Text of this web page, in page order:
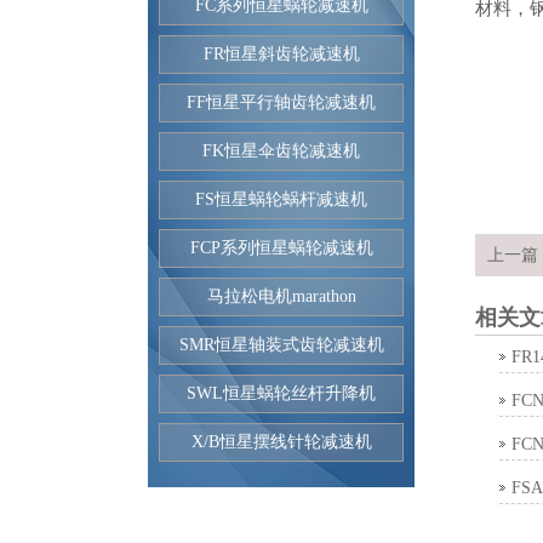
FC系列恒星蜗轮减速机
FR恒星斜齿轮减速机
FF恒星平行轴齿轮减速机
FK恒星伞齿轮减速机
FS恒星蜗轮蜗杆减速机
FCP系列恒星蜗轮减速机
马拉松电机marathon
SMR恒星轴装式齿轮减速机
SWL恒星蜗轮丝杆升降机
X/B恒星摆线针轮减速机
材料，
上一篇
相关